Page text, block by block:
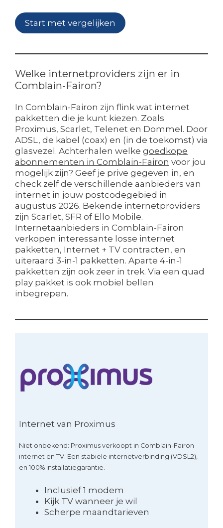
Start met vergelijken
Welke internetproviders zijn er in
Comblain-Fairon?
In Comblain-Fairon zijn flink wat internet
pakketten die je kunt kiezen. Zoals
Proximus, Scarlet, Telenet en Dommel. Door
ADSL, de kabel (coax) en (in de toekomst) via
glasvezel. Achterhalen welke goedkope
abonnementen in Comblain-Fairon voor jou
mogelijk zijn? Geef je prive gegeven in, en
check zelf de verschillende aanbieders van
internet in jouw postcodegebied in
augustus 2026. Bekende internetproviders
zijn Scarlet, SFR of Ello Mobile.
Internetaanbieders in Comblain-Fairon
verkopen interessante losse internet
pakketten, Internet + TV contracten, en
uiteraard 3-in-1 pakketten. Aparte 4-in-1
pakketten zijn ook zeer in trek. Via een quad
play pakket is ook mobiel bellen
inbegrepen.
Internet van Proximus
Niet onbekend: Proximus verkoopt in Comblain-Fairon
internet en TV. Een stabiele internetverbinding (VDSL2),
en 100% installatiegarantie.
Inclusief 1 modem
Kijk TV wanneer je wil
Scherpe maandtarieven